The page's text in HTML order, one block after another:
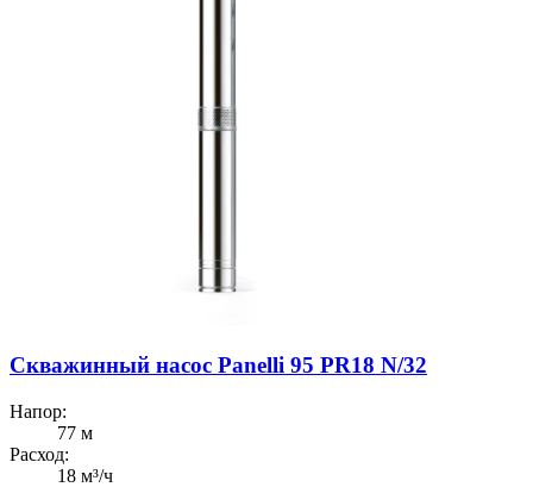
Скважинный насос Panelli 95 PR18 N/32
Напор:
77 м
Расход:
18 м³/ч